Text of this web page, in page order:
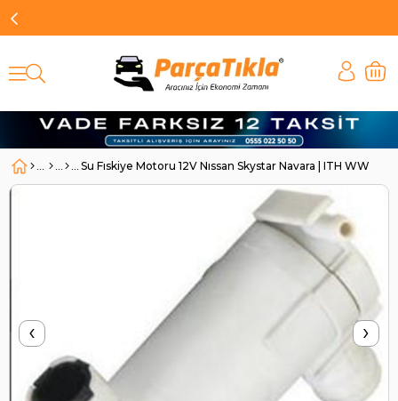
Su Fıskiye Motoru 12V Nıssan Skystar Navara | ITH WWP612
‹ ›